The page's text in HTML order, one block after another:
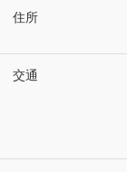
住所
交通